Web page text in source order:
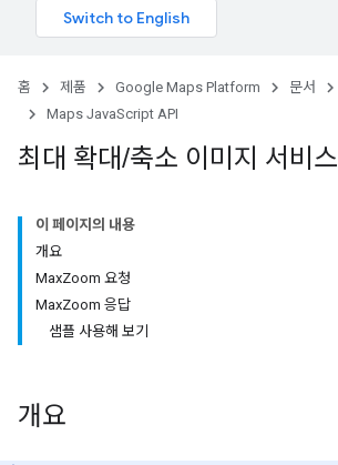
홈 제품 Google Maps Platform 문서
Maps JavaScript API
최대 확대/축소 이미지 서비스
이 페이지의 내용
개요
MaxZoom 요청
MaxZoom 응답
샘플 사용해 보기
개요